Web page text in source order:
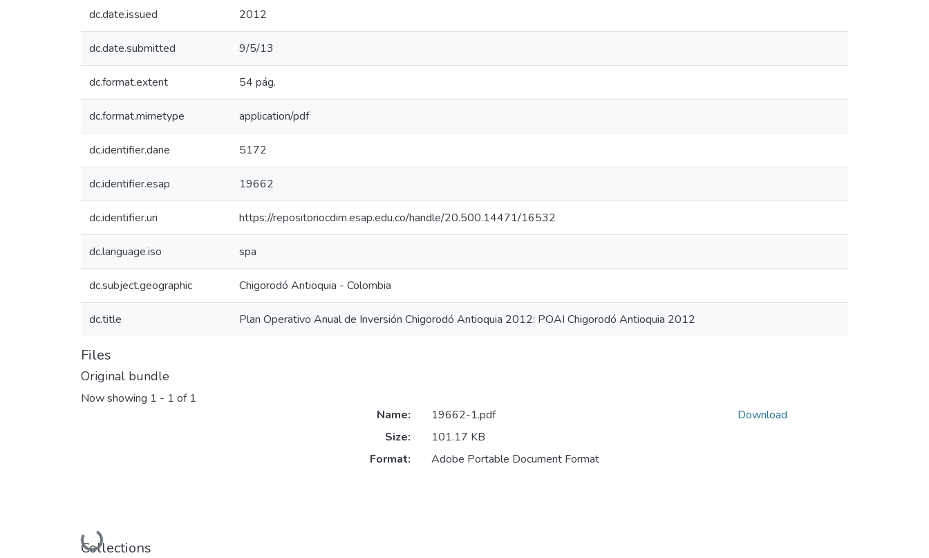
dc.date.issued 2012
dc.date.submitted 9/5/13
dc.format.extent 54 pág.
dc.format.mimetype application/pdf
dc.identifier.dane 5172
dc.identifier.esap 19662
dc.identifier.uri https://repositoriocdim.esap.edu.co/handle/20.500.14471/16532
dc.language.iso spa
dc.subject.geographic Chigorodó Antioquia - Colombia
dc.title Plan Operativo Anual de Inversión Chigorodó Antioquia 2012: POAI Chigorodó Antioquia 2012
Files
Original bundle
Now showing 1 - 1 of 1
Loading...
Name:
19662-1.pdf
Size:
101.17 KB
Format:
Adobe Portable Document Format
Download
Collections